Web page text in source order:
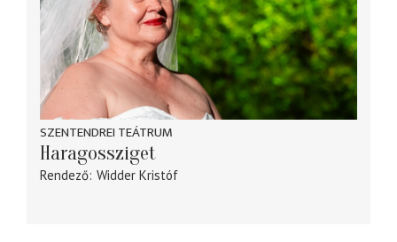
SZENTENDREI TEÁTRUM
Haragossziget
Rendező Widder Kristóf